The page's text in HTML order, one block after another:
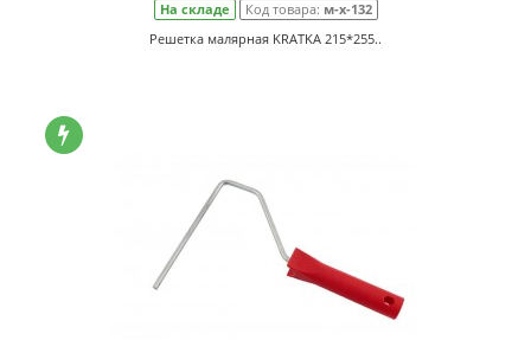
На складе Код товара: м-х-132
Решетка малярная KRATKA 215*255..